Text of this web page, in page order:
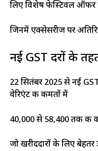
लिए विशेष फेस्टिवल ऑफर
जिनमें एक्सेसरीज पर
नई GST दरों के
22 सितंबर 2025 से नई
वेरिएंट की कीमतों में
₹40,000 से ₹58,400 तक की
जो खरीददारों के लिए बेहतर